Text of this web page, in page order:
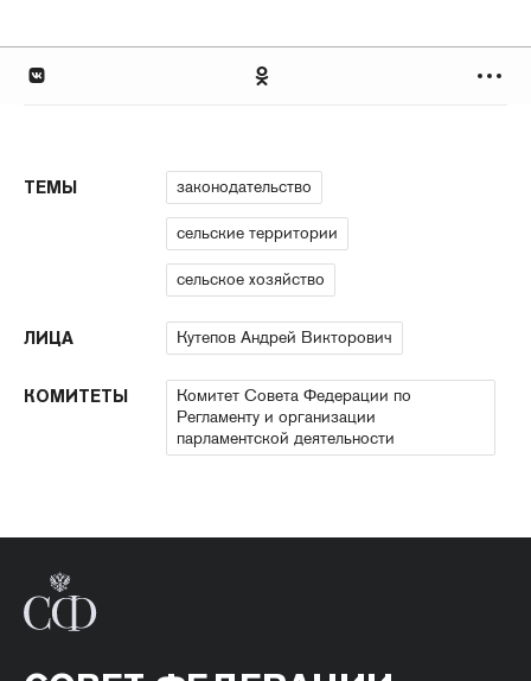
ТЕМЫ законодательство
сельские территории
сельское хозяйство
ЛИЦА Кутепов Андрей Викторович
КОМИТЕТЫ
Комитет Совета Федерации по
Регламенту и организации
парламентской деятельности